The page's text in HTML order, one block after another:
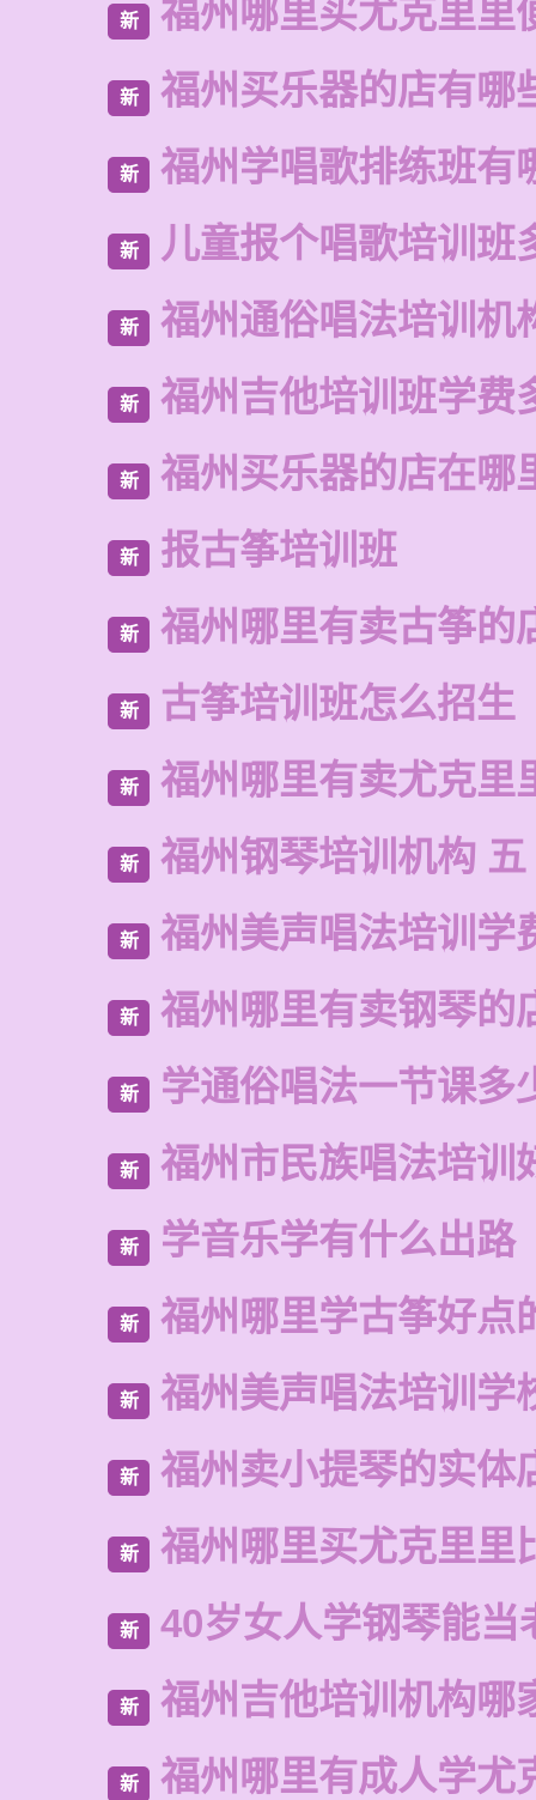
新 福州哪里买尤克里里
新 福州买乐器的店有哪
新 福州学唱歌排练班有
新 儿童报个唱歌培训班
新 福州通俗唱法培训机
新 福州吉他培训班学费
新 福州买乐器的店在哪
新 报古筝培训班
新 福州哪里有卖古筝的
新 古筝培训班怎么招生
新 福州哪里有卖尤克里
新 福州钢琴培训机构 五
新 福州美声唱法培训学
新 福州哪里有卖钢琴的
新 学通俗唱法一节课多
新 福州市民族唱法培训
新 学音乐学有什么出路
新 福州哪里学古筝好点
新 福州美声唱法培训学
新 福州卖小提琴的实体
新 福州哪里买尤克里里
新 40岁女人学钢琴能当
新 福州吉他培训机构哪
新 福州哪里有成人学尤